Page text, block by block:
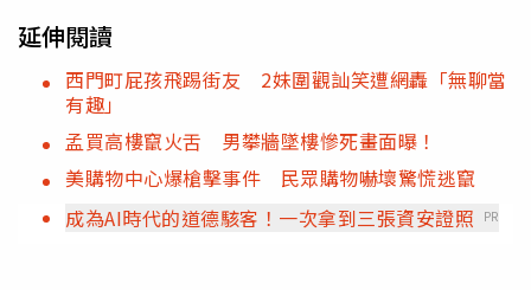
延伸閱讀
西門町屁孩飛踢街友 2妹圍觀訕笑遭網轟「無聊當
有趣」
孟買高樓竄火舌 男攀牆墜樓慘死畫面曝！
美購物中心爆槍擊事件 民眾購物嚇壞驚慌逃竄
成為AI時代的道德駭客！一次拿到三張資安證照
PR